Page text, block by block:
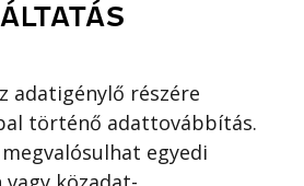
adatigénylő részére
történő adattovábbítás.
egyedi